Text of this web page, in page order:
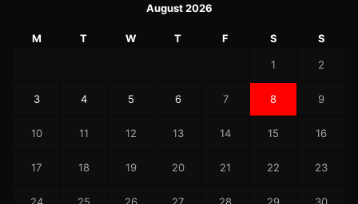
August 2026
M T W T F S S
1 2
3 4 5 6 7 8 9
10 11 12 13 14 15 16
17 18 19 20 21 22 23
24 25 26 27 28 29 30